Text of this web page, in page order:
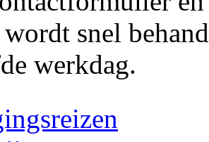
wordt snel
werkdag.